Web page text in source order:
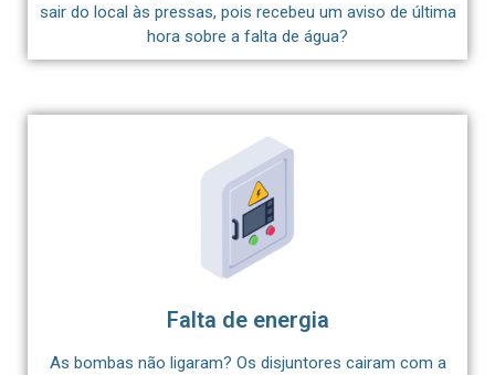
sair do local às pressas, pois recebeu um aviso de última
hora sobre a falta de água?
Falta de energia
As bombas não ligaram? Os disjuntores cairam com a